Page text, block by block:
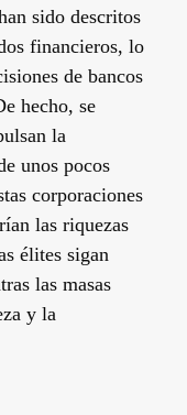
sido descritos
financieros, lo
de bancos
hecho, se
la
unos pocos
corporaciones
las riquezas
élites sigan
las masas
y la